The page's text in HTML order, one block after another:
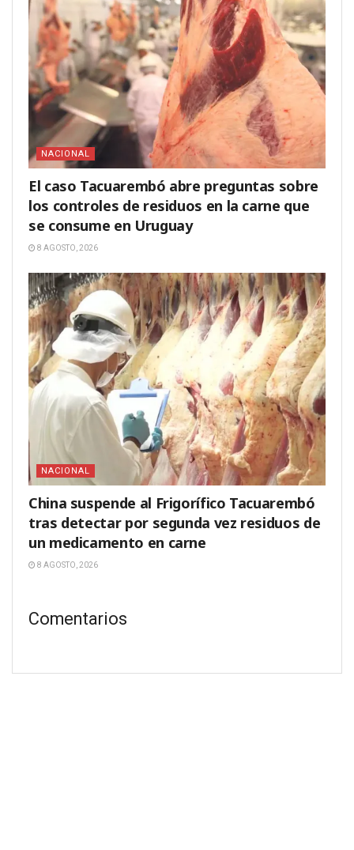
NACIONAL
El caso Tacuarembó abre preguntas sobre
los controles de residuos en la carne que
se consume en Uruguay
8 AGOSTO, 2026
NACIONAL
China suspende al Frigorífico Tacuarembó
tras detectar por segunda vez residuos de
un medicamento en carne
8 AGOSTO, 2026
Comentarios